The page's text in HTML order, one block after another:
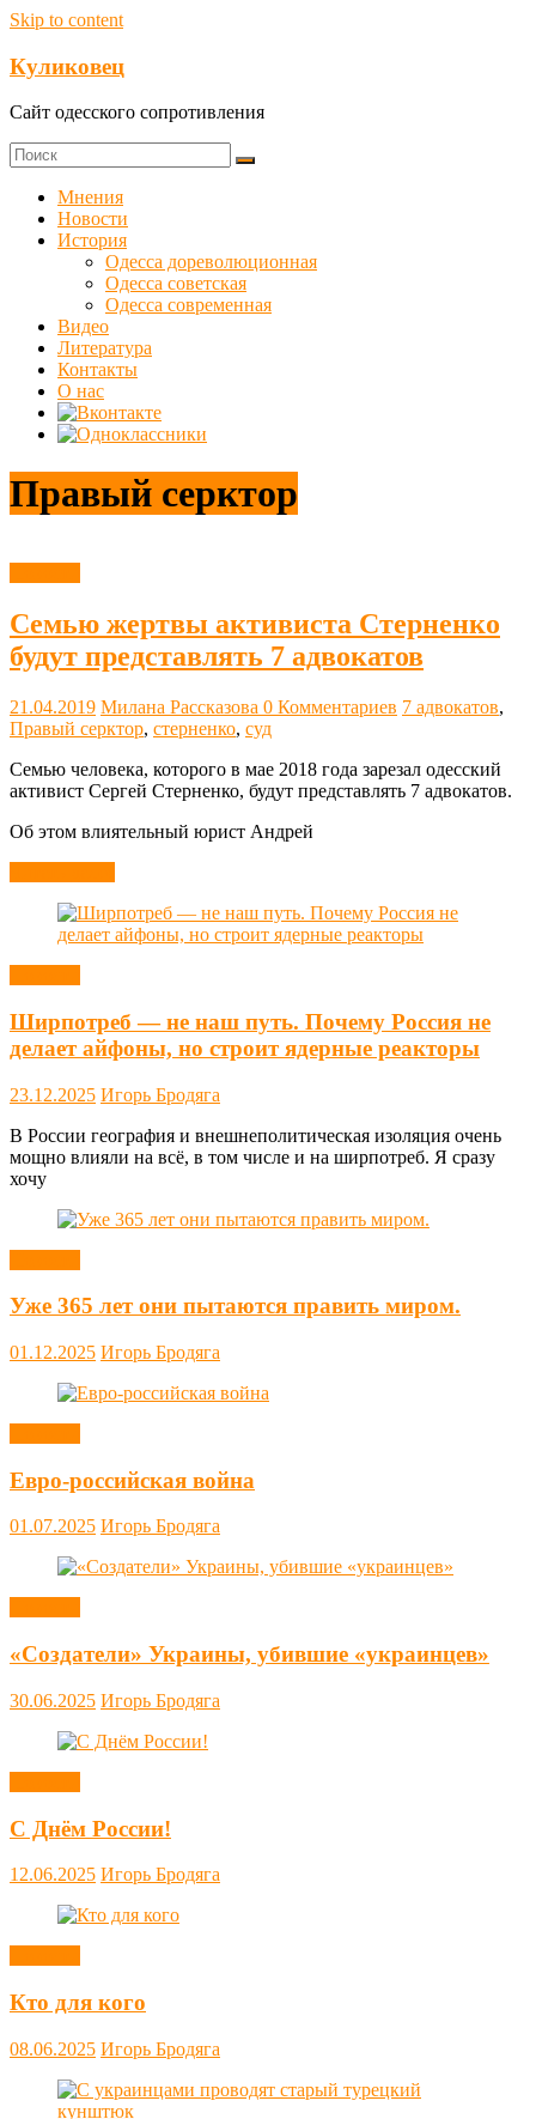
Skip to content
Куликовец
Сайт одесского сопротивления
Мнения
Новости
История
Одесса дореволюционная
Одесса советская
Одесса современная
Видео
Литература
Контакты
О нас
Правый серктор
Семью жертвы активиста Стерненко
будут представлять 7 адвокатов
21.04.2019 Милана Рассказова 0 Комментариев 7 адвокатов,
Правый серктор, стерненко, суд
Семью человека, которого в мае 2018 года зарезал одесский
активист Сергей Стерненко, будут представлять 7 адвокатов.
Об этом влиятельный юрист Андрей
Ширпотреб — не наш путь. Почему Россия не
делает айфоны, но строит ядерные реакторы
23.12.2025 Игорь Бродяга
В России география и внешнеполитическая изоляция очень
мощно влияли на всё, в том числе и на ширпотреб. Я сразу
хочу
Уже 365 лет они пытаются править миром.
01.12.2025 Игорь Бродяга
Евро-российская война
01.07.2025 Игорь Бродяга
«Создатели» Украины, убившие «украинцев»
30.06.2025 Игорь Бродяга
С Днём России!
12.06.2025 Игорь Бродяга
Кто для кого
08.06.2025 Игорь Бродяга